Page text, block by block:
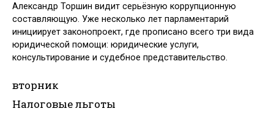
Александр Торшин видит серьёзную коррупционную
составляющую. Уже несколько лет парламентарий
инициирует законопроект, где прописано всего три вида
юридической помощи: юридические услуги,
консультирование и судебное представительство.
вторник
Налоговые льготы